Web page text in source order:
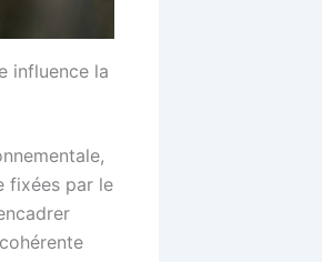
influence la
fixées par le